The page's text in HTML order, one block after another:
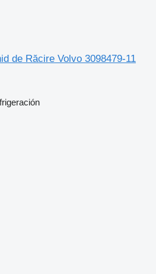
de Răcire Volvo 3098479-11